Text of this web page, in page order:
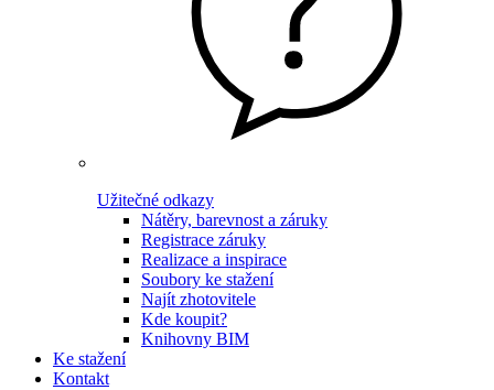
Užitečné odkazy
Nátěry, barevnost a záruky
Registrace záruky
Realizace a inspirace
Soubory ke stažení
Najít zhotovitele
Kde koupit?
Knihovny BIM
Ke stažení
Kontakt